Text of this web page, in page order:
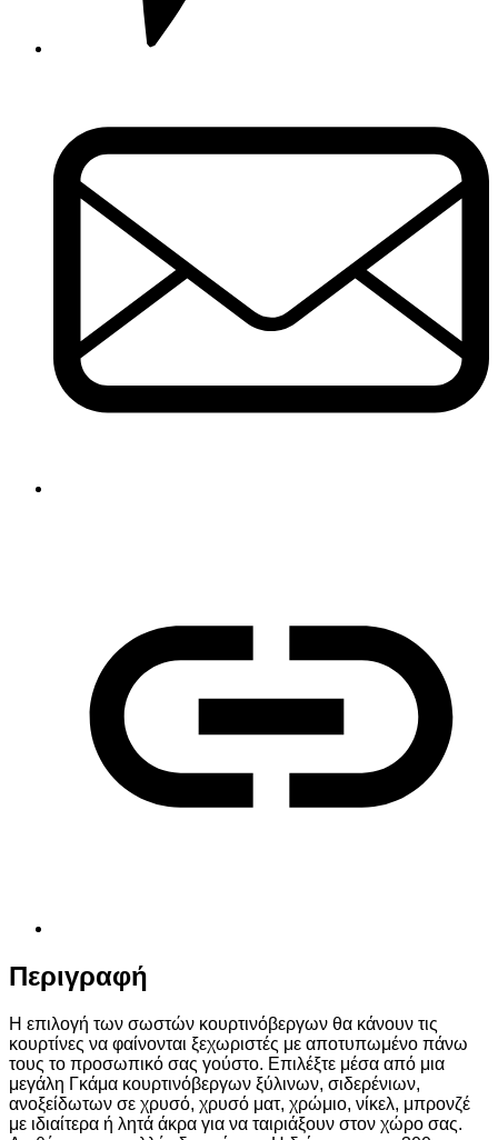
Περιγραφή
Η επιλογή των σωστών κουρτινόβεργων θα κάνουν τις
κουρτίνες να φαίνονται ξεχωριστές με αποτυπωμένο πάνω
τους το προσωπικό σας γούστο. Επιλέξτε μέσα από μια
μεγάλη Γκάμα κουρτινόβεργων ξύλινων, σιδερένιων,
ανοξείδωτων σε χρυσό, χρυσό ματ, χρώμιο, νίκελ, μπρονζέ
με ιδιαίτερα ή λητά άκρα για να ταιριάξουν στον χώρο σας.